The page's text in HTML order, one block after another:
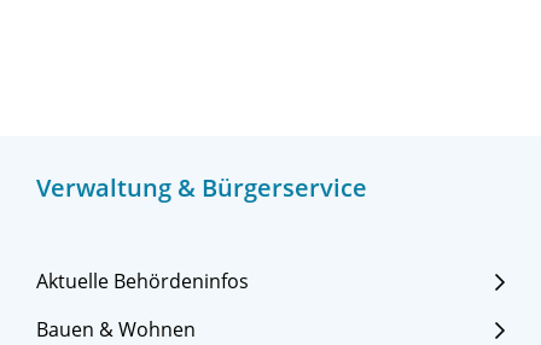
Verwaltung & Bürgerservice
Aktuelle Behördeninfos
Bauen & Wohnen